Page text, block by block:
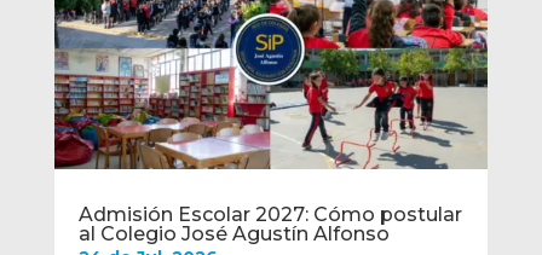
Admisión Escolar 2027: Cómo postular
al Colegio José Agustín Alfonso